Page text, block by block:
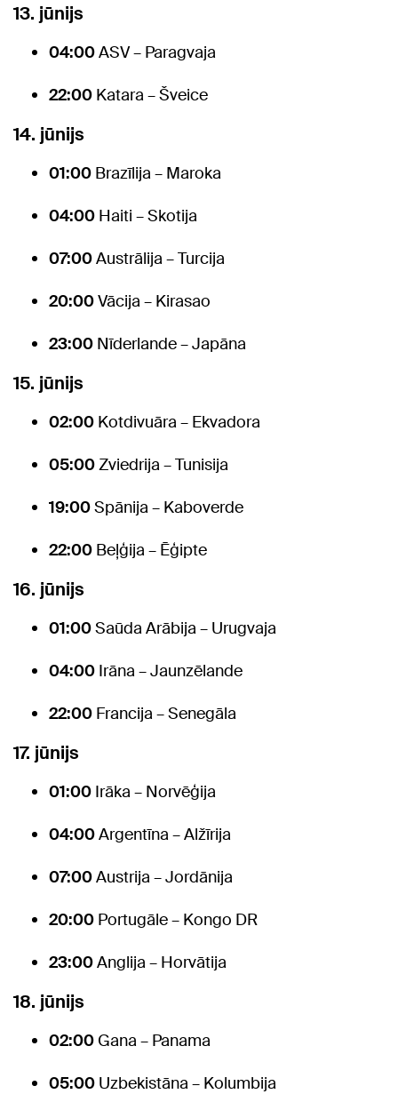
13. jūnijs
04:00ASV – Paragvaja
22:00 Katara – Šveice
14. jūnijs
01:00 Brazīlija – Maroka
04:00 Haiti – Skotija
07:00Austrālija – Turcija
20:00Vācija – Kirasao
23:00 Nīderlande – Japāna
15. jūnijs
02:00 Kotdivuāra – Ekvadora
05:00Zviedrija – Tunisija
19:00Spānija – Kaboverde
22:00 Beļģija – Ēģipte
16. jūnijs
01:00Saūda Arābija – Urugvaja
04:00 Irāna – Jaunzēlande
22:00 Francija – Senegāla
17. jūnijs
01:00 Irāka – Norvēģija
04:00Argentīna – Alžīrija
07:00Austrija – Jordānija
20:00 Portugāle – Kongo DR
23:00Anglija – Horvātija
18. jūnijs
02:00 Gana – Panama
05:00 Uzbekistāna – Kolumbija